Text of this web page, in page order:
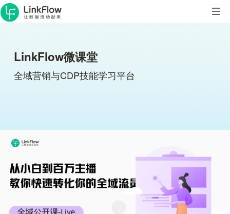
LinkFlow微课堂
全域营销与CDP技能学习平台